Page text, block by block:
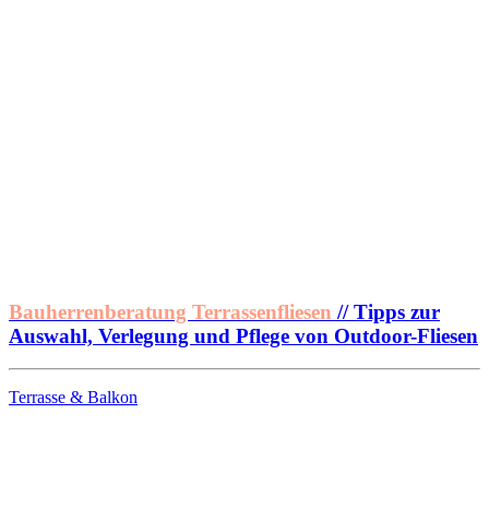
Bauherrenberatung Terrassenfliesen // Tipps zur
Auswahl, Verlegung und Pflege von Outdoor-Fliesen
Terrasse & Balkon